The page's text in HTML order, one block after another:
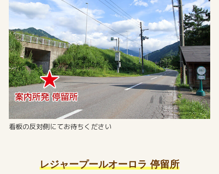
看板の反対側にてお待ちください
レジャープールオーロラ 停留所